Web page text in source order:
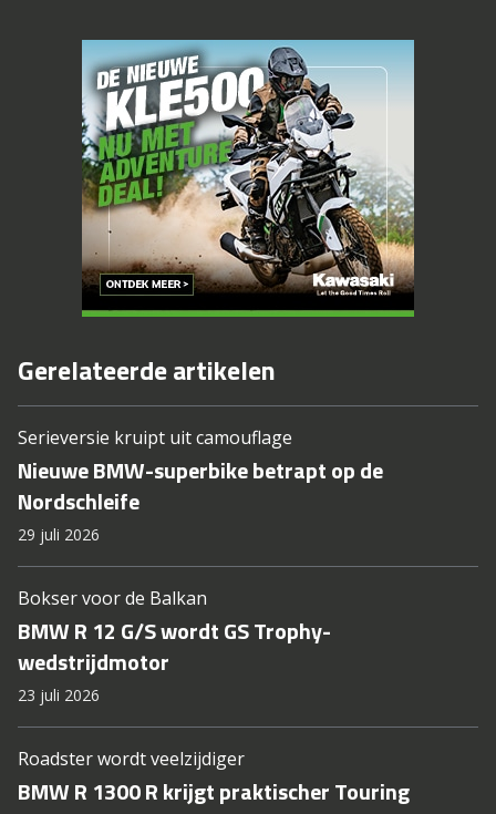
Gerelateerde artikelen
Serieversie kruipt uit camouflage
Nieuwe BMW-superbike betrapt op de
Nordschleife
29 juli 2026
Bokser voor de Balkan
BMW R 12 G/S wordt GS Trophy-
wedstrijdmotor
23 juli 2026
Roadster wordt veelzijdiger
BMW R 1300 R krijgt praktischer Touring